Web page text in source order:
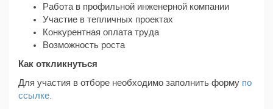
Работа в профильной инженерной компании
Участие в тепличных проектах
Конкурентная оплата труда
Возможность роста
Как откликнуться
Для участия в отборе необходимо заполнить форму по
ссылке.